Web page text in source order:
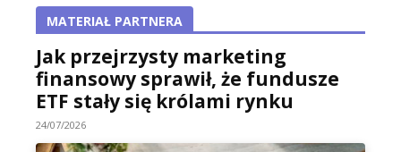
MATERIAŁ PARTNERA
Jak przejrzysty marketing
finansowy sprawił, że fundusze
ETF stały się królami rynku
24/07/2026